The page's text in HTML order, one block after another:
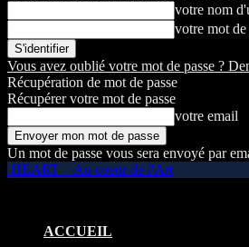
votre nom
votre mot de
Vous avez oublié votre mot de passe ?
Récupération de mot de passe
Récupérer votre mot de passe
votre email
Un mot de passe vous sera envoyé par
HEART – Au coeur de l'Art
ACCUEIL